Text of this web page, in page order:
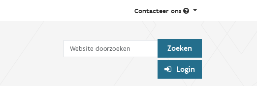
Contacteer ons
Zoek
Login